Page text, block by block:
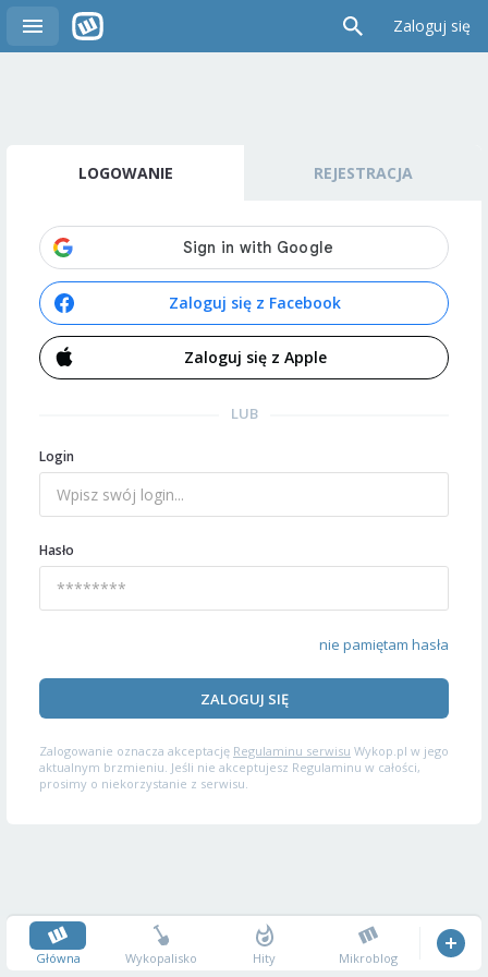
Zaloguj się
LOGOWANIE REJESTRACJA
Zaloguj się z Facebook
Zaloguj się z Apple
LUB
Login
Hasło
nie pamiętam hasła
ZALOGUJ SIĘ
Zalogowanie oznacza akceptację Regulaminu serwisu Wykop.pl w jego
aktualnym brzmieniu. Jeśli nie akceptujesz Regulaminu w całości,
prosimy o niekorzystanie z serwisu.
Główna Wykopalisko Hity Mikroblog